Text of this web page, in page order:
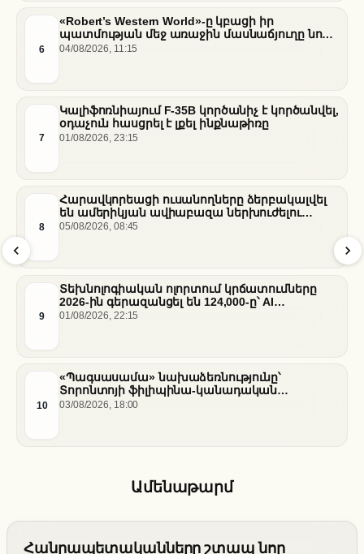
6
«Robert’s Western World»-ը կբացի իր
պատմության մեջ առաջին մասնաճյուղը նոր
«Nissan Stadium» մարզադաշտում
04/08/2026, 11:15
7
Կալիֆոռնիայում F-35B կործանիչ է կործանվել,
օդաչուն հասցրել է լքել ինքնաթիռը
01/08/2026, 23:15
8
Հարավկորեացի ուսանողները ձերբակալվել
են ամերիկյան ավիաբազա ներխուժելու
համար
05/08/2026, 08:45
9
Տեխնոլոգիական ոլորտում կրճատումները
2026-ին գերազանցել են 124,000-ը՝ AI
ենթակառուցվածքների վերաբաշխման ֆոնին
01/08/2026, 22:15
10
«Պագսասամա» նախաձեռնությունը՝
Տորոնտոյի ֆիլիպինա-կանադական
արվեստագետների համար
03/08/2026, 18:00
Ամենաթարմ
Հանրապետականները շտապ նոր